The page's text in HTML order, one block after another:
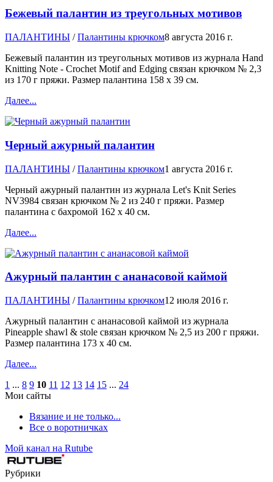
Бежевый палантин из треугольных мотивов
ПАЛАНТИНЫ /Палантины крючком8 августа 2016 г.
Бежевый палантин из треугольных мотивов из журнала Hand
Knitting Note - Crochet Motif and Edging связан крючком № 2,3
из 170 г пряжи. Размер палантина 158 х 39 см.
Далее...
Черный ажурный палантин
ПАЛАНТИНЫ /Палантины крючком1 августа 2016 г.
Черный ажурный палантин из журнала Let's Knit Series
NV3984 связан крючком № 2 из 240 г пряжи. Размер
палантина с бахромой 162 х 40 см.
Далее...
Ажурный палантин с ананасовой каймой
ПАЛАНТИНЫ /Палантины крючком12 июля 2016 г.
Ажурный палантин с ананасовой каймой из журнала
Pineapple shawl & stole связан крючком № 2,5 из 200 г пряжи.
Размер палантина 173 х 40 см.
Далее...
1 ... 8 9 10 11 12 13 14 15 ... 24
Мои сайты
Вязание и не только...
Все о воротничках
Мой канал на Rutube
Рубрики